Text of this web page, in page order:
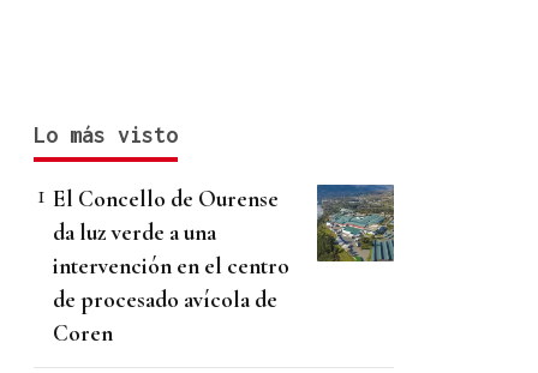
Lo más visto
El Concello de Ourense
da luz verde a una
intervención en el centro
de procesado avícola de
Coren